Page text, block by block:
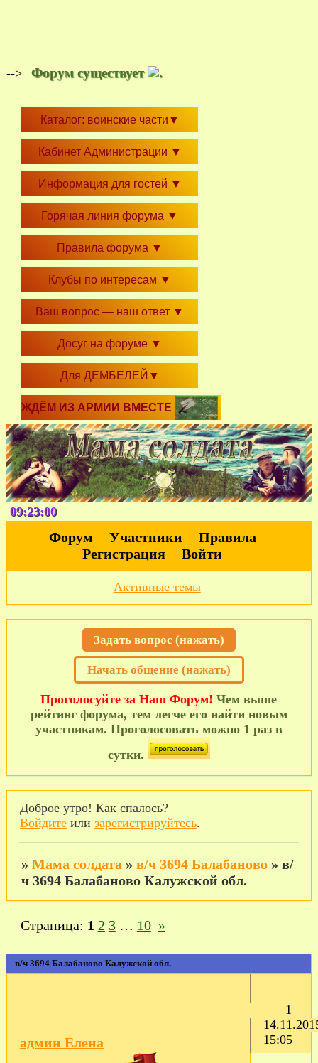
--> Форум существует .
Каталог: воинские части ▼
Кабинет Администрации ▼
Информация для гостей ▼
Горячая линия форума ▼
Правила форума ▼
Клубы по интересам ▼
Ваш вопрос — наш ответ ▼
Досуг на форуме ▼
Для ДЕМБЕЛЕЙ ▼
ЖДЁМ ИЗ АРМИИ ВМЕСТЕ
09:23:01
Форум Участники
Правила
Регистрация
Войти
Активные темы
Задать вопрос (нажать)
Начать общение (нажать)
Проголосуйте за Наш Форум! Чем выше
рейтинг форума, тем легче его найти новым
участникам. Проголосовать можно 1 раз в
сутки.
Доброе утро! Как спалось?
Войдитеили зарегистрируйтесь.
» Мама солдата » в/ч 3694 Балабаново » в/
ч 3694 Балабаново Калужской обл.
в/ч 3694 Балабаново Калужской обл.
Страница: 1 2 3 … 10 »
1
15:05
админ Елена